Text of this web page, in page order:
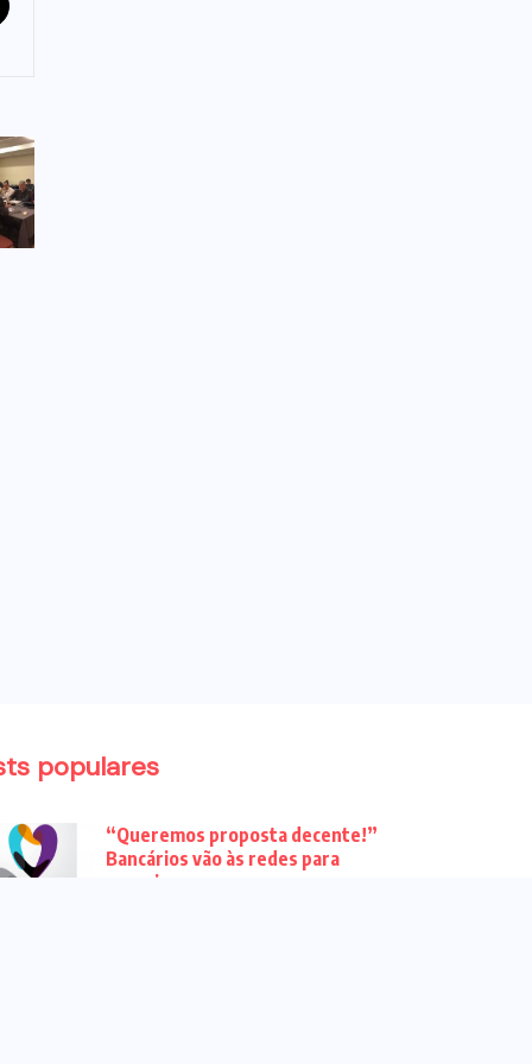
populares
“Queremos proposta decente!”
Bancários vão às redes para
pressionar a...